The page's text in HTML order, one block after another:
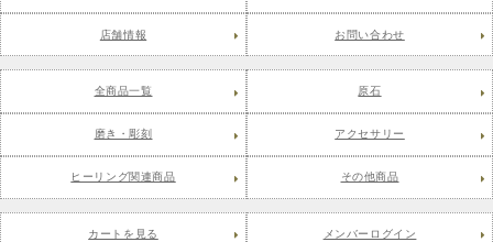
店舗情報 お問い合わせ
全商品一覧 原石
磨き・彫刻 アクセサリー
ヒーリング関連商品 その他商品
カートを見る メンバーログイン